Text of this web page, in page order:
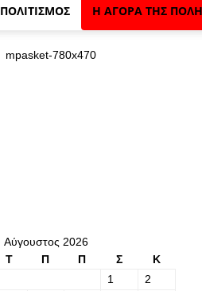
ΠΟΛΙΤΙΣΜΌΣ Η ΑΓΟΡΆ ΤΗΣ
mpasket-780x470
Αύγουστος 2026
Τ Π Π Σ
Κ
1
2